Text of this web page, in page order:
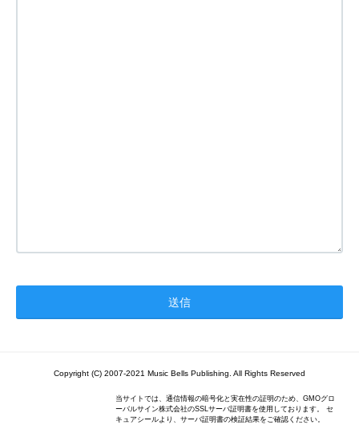
Copyright (C) 2007-2021 Music Bells Publishing. All Rights Reserved
当サイトでは、通信情報の暗号化と実在性の証明のため、GMOグロ
ーバルサイン株式会社のSSLサーバ証明書を使用しております。 セ
キュアシールより、サーバ証明書の検証結果をご確認ください。